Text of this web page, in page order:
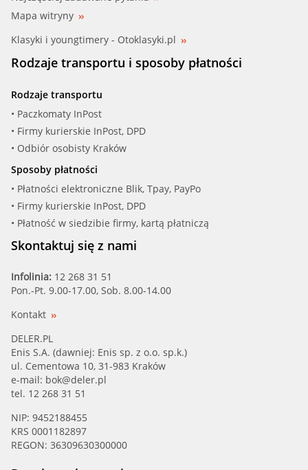
MONROE (L25501)
MOOG (RE-BJ-7025)
NK (5043920)
NK (5043921)
OCAP (0403016)
OCAP (0403022)
OPTIMAL (G3-038)
PEX (12.04.147)
RENAU (7700 421 804)
RENAU (7700 829 322)
RUV (915524)
Mapa witryny
Klasyki i youngtimery - Otoklasyki.pl
Rodzaje transportu i sposoby płatności
Rodzaje transportu
• Paczkomaty InPost
• Firmy kurierskie InPost, DPD
• Odbiór osobisty Kraków
Sposoby płatności
• Płatności elektroniczne Blik, Tpay, PayPo
• Firmy kurierskie InPost, DPD
• Płatność w siedzibie firmy, kartą płatniczą
Skontaktuj się z nami
Infolinia: 12 268 31 51
Pon.-Pt. 9.00-17.00, Sob. 8.00-14.00
Kontakt
DELER.PL
Enis S.A. (dawniej: Enis sp. z o.o. sp.k.)
ul. Cementowa 10, 31-983 Kraków
e-mail: bok@deler.pl
tel. 12 268 31 51
NIP: 9452188455
KRS 0001182897
REGON: 36309630300000